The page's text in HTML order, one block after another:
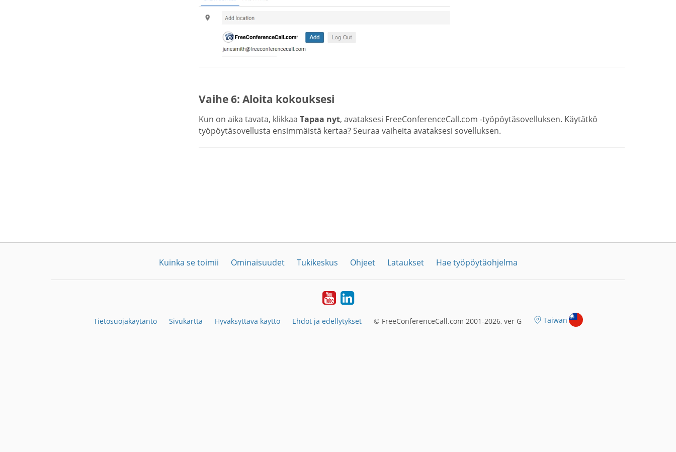
Vaihe 6: Aloita kokouksesi
Kun on aika tavata, klikkaa Tapaa nyt, avataksesi FreeConferenceCall.com -työpöytäsovelluksen. Käytätkö
työpöytäsovellusta ensimmäistä kertaa? Seuraa vaiheita avataksesi sovelluksen.
Kuinka se toimii Ominaisuudet Tukikeskus Ohjeet Lataukset Hae työpöytäohjelma
YouTubeLinkedIn
Tietosuojakäytäntö Sivukartta Hyväksyttävä käyttö Ehdot ja edellytykset © FreeConferenceCall.com 2001-2026, ver G Taiwan